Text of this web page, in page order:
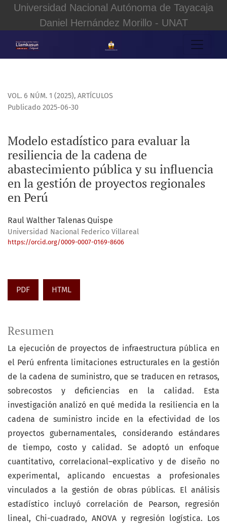
Universidad Nacional Autónoma de Tayacaja
Daniel Hernández Morillo - UNAT
VOL. 6 NÚM. 1 (2025), ARTÍCULOS
Modelo estadístico para evaluar la
resiliencia de la cadena de
abastecimiento pública y su influencia
en la gestión de proyectos regionales
en Perú
Publicado 2025-06-30
Raul Walther Talenas Quispe
Universidad Nacional Federico Villareal
https://orcid.org/0009-0007-0169-8606
PDF HTML
Resumen
La ejecución de proyectos de infraestructura pública en
el Perú enfrenta limitaciones estructurales en la gestión
de la cadena de suministro, que se traducen en retrasos,
sobrecostos y deficiencias en la calidad. Esta
investigación analizó en qué medida la resiliencia en la
cadena de suministro incide en la efectividad de los
proyectos gubernamentales, considerando estándares
de tiempo, costo y calidad. Se adoptó un enfoque
cuantitativo, correlacional–explicativo y de diseño no
experimental, aplicando encuestas a profesionales
vinculados a la gestión de obras públicas. El análisis
estadístico incluyó correlación de Pearson, regresión
lineal, Chi-cuadrado, ANOVA y regresión logística. Los